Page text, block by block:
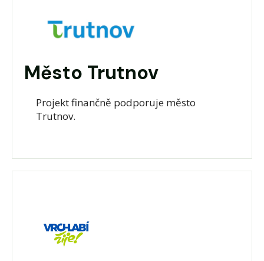
Město Trutnov
Projekt finančně podporuje město
Trutnov.